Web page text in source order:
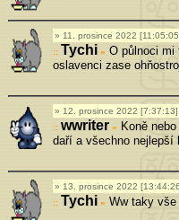
11. prosince 2022
Tychi » O půlnoci mi
oslavenci zase
12. prosince 2022 [7:37:13]
wwriter»
Koně
daří a všechno nejlepší
13. prosince 2022
Tychi » Ww taky vše